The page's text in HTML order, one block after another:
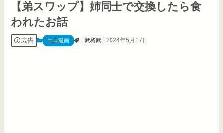
【弟スワップ】姉同士で交換したら食
われたお話
広告 エロ漫画 武将武 2024年5月17日